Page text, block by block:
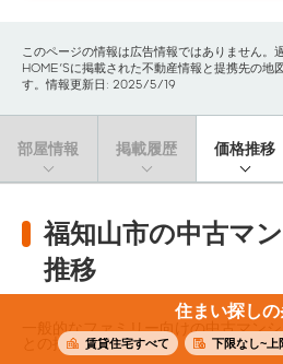
住まい探し
賃貸住宅すべて 下限なし~上
このページの情報は広告情報ではありません
HOME'Sに掲載された不動産情報と提携先の地
す。情報更新日: 2025/5/19
部屋情報 掲載履歴 価格推移
福知山市の中古マ
推移
一般的なファミリー向けの中古マン
との推移です。